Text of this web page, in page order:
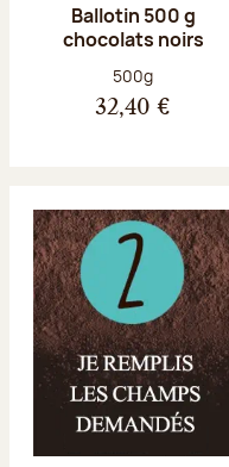
Ballotin 500 g
chocolats noirs
Poids net :
500g
32,40 €